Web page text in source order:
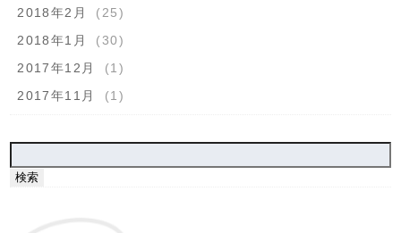
2018年2月
(25)
2018年1月
(30)
2017年12月
(1)
2017年11月
(1)
索: